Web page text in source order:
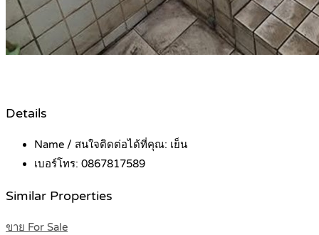
Details
Name / สนใจติดต่อได้ที่คุณ: เย็น
เบอร์โทร: 0867817589
Similar Properties
ขาย For Sale